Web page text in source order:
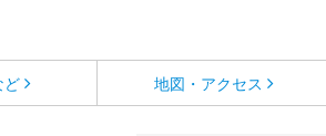
ど 地図・アクセス